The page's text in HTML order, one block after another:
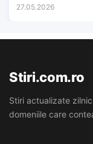
27.05.2026
Stiri.com.ro
Stiri actualizate
domeniile care